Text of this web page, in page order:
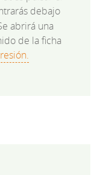
debajo
abrirá una
de la ficha